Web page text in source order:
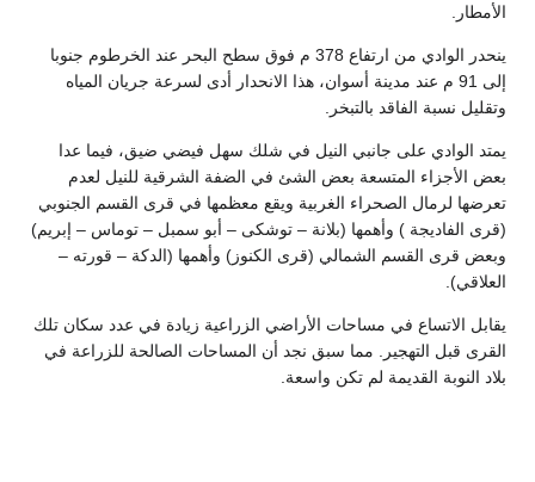
الأمطار.
ينحدر الوادي من ارتفاع 378 م فوق سطح البحر عند الخرطوم جنوبا
إلى 91 م عند مدينة أسوان، هذا الانحدار أدى لسرعة جريان المياه
وتقليل نسبة الفاقد بالتبخر.
يمتد الوادي على جانبي النيل في شلك سهل فيضي ضيق، فيما عدا
بعض الأجزاء المتسعة بعض الشئ في الضفة الشرقية للنيل لعدم
تعرضها لرمال الصحراء الغربية ويقع معظمها في قرى القسم الجنوبي
(قرى الفاديجة ) وأهمها (بلانة – توشكى – أبو سمبل – توماس – إبريم)
وبعض قرى القسم الشمالي (قرى الكنوز) وأهمها (الدكة – قورته –
العلاقي).
يقابل الاتساع في مساحات الأراضي الزراعية زيادة في عدد سكان تلك
القرى قبل التهجير. مما سبق نجد أن المساحات الصالحة للزراعة في
بلاد النوبة القديمة لم تكن واسعة.